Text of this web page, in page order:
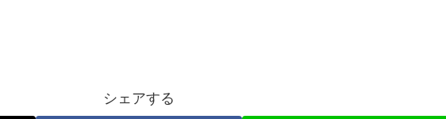
シェアする